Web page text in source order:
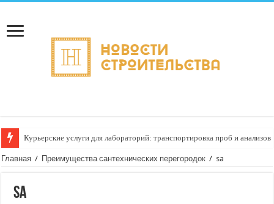
Курьерские услуги для лабораторий: транспортировка проб и анализов
Главная / Преимущества сантехнических перегородок / sa
sa